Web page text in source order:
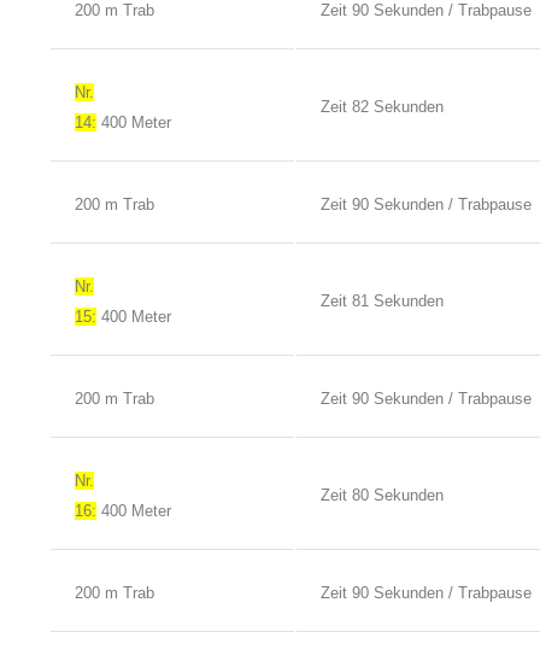
200 m Trab Zeit 90 Sekunden / Trabpause
Nr.
14: 400 Meter
Zeit 82 Sekunden
200 m Trab Zeit 90 Sekunden / Trabpause
Nr.
15: 400 Meter
Zeit 81 Sekunden
200 m Trab Zeit 90 Sekunden / Trabpause
Nr.
16: 400 Meter
Zeit 80 Sekunden
200 m Trab Zeit 90 Sekunden / Trabpause